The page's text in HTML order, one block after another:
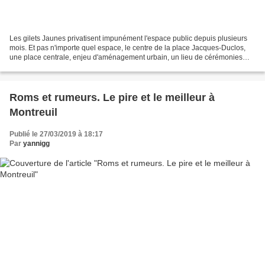
Les gilets Jaunes privatisent impunément l'espace public depuis plusieurs
mois. Et pas n'importe quel espace, le centre de la place Jacques-Duclos,
une place centrale, enjeu d'aménagement urbain, un lieu de cérémonies
Roms et rumeurs. Le pire et le meilleur à
Montreuil
Publié le 27/03/2019 à 18:17
Par yannigg